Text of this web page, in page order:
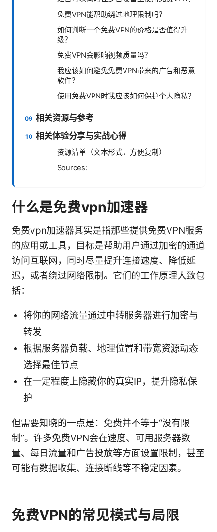
免费VPN能帮助绕过地理限制吗？
如何判断一个免费VPN的价格是否值得升
级？
免费VPN会影响视频质量吗？
我应该如何避免免费VPN带来的广告和恶意
软件？
使用免费VPN时我应该如何保护个人隐私？
相关资源与参考
相关体验分享与实战心得
资源清单（文本形式，方便复制）
Sources:
什么是免费vpn加速器
免费vpn加速器其实是指那些提供免费VPN服务
的应用或工具，目标是帮助用户通过加密的通道
访问互联网，同时尽量提升连接速度、降低延
迟，或者绕过网络限制。它们的工作原理大致包
括：
将你的网络流量通过中转服务器进行加密与
转发
根据服务器负载、地理位置和带宽资源动态
选择最佳节点
在一定程度上隐藏你的真实IP，提升隐私保
护
但需要知晓的一点是：免费并不等于“没有限
制”。许多免费VPN会在速度、可用服务器数
量、每日流量和广告投放等方面设置限制，甚至
可能有数据收集、连接断线等不稳定因素。
免费VPN的常见模式与局限